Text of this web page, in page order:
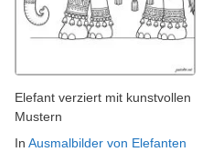
Elefant verziert mit kunstvollen
Mustern
In Ausmalbilder von Elefanten